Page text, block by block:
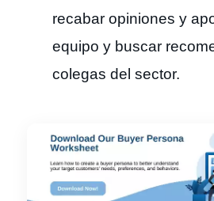
recabar opiniones y
equipo y buscar
colegas del sector.